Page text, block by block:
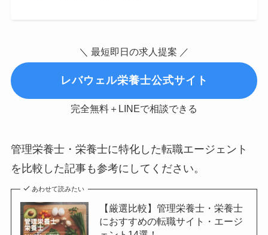
＼ 最短即日の求人提案 ／
レバウェル栄養士公式サイト
完全無料＋LINEで相談できる
管理栄養士・栄養士に特化した転職エージェント
を比較した記事も参考にしてください。
あわせて読みたい
【厳選比較】管理栄養士・栄養士
におすすめの転職サイト・エージ